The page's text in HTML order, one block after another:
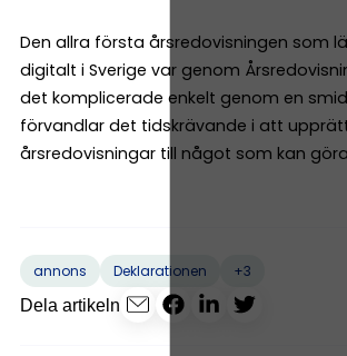
Den allra första årsredovisningen som
digitalt i Sverige var genom
det komplicerade enkelt genom en
förvandlar det tidskrävande i att
årsredovisningar till något som kan
annons Deklarationen
+3
Dela artikeln